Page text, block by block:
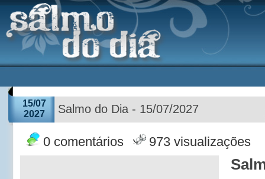
15/07
2027
Salmo do Dia - 15/07/2027
0 comentários 973 visualizações